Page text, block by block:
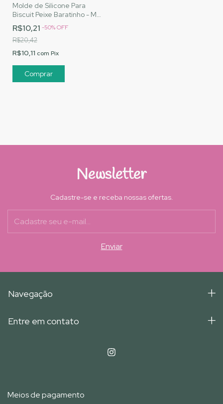
Molde de Silicone Para
Biscuit Peixe Baratinho - MJ
Artesanatos |Cód. A077
R$10,21 -50%OFF
R$20,42
R$10,11 com Pix
Newsletter
Cadastre-se e receba nossas ofertas.
Navegação
Entre em contato
Meios de pagamento